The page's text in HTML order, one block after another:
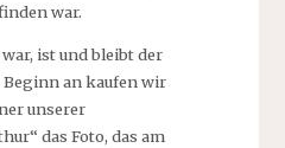
war.
ist und bleibt der
Beginn an kaufen wir
unserer
das Foto, das am